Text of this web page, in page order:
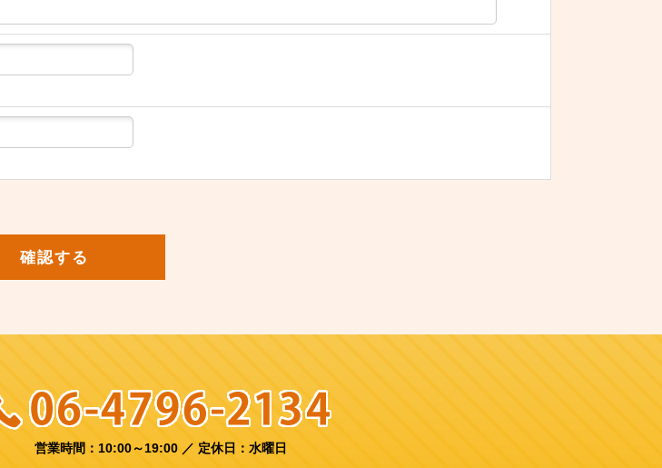
確認する
営業時間：10:00～19:00 ／ 定休日：水曜日